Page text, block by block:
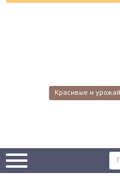
Красивые и